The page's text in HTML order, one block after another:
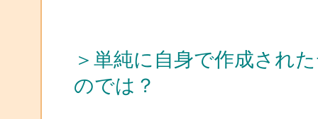
＞単純に自身で作成され
のでは？